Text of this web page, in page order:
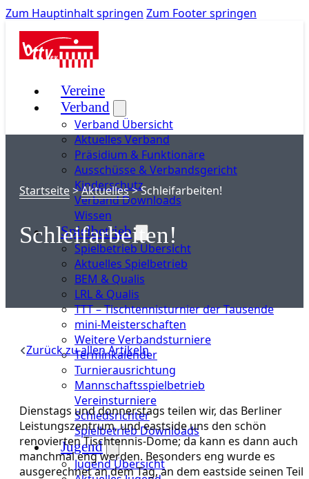
Zum Hauptinhalt springen Zum Footer springen
Vereine
Verband
Verband Übersicht
Aktuelles Verband
Präsidium & Funktionäre
Ausschüsse & Verbandsgericht
Kinderschutz
Verband Downloads
Wissen
Spielbetrieb
Spielbetrieb Übersicht
Aktuelles Spielbetrieb
BEM & Qualis
LRL & Qualis
TTT – Tischtennisturnier der Tausende
mini-Meisterschaften
Weitere Verbandsturniere
Terminkalender
Turnierausrichtung
Mannschaftsspielbetrieb
Vereinsturniere
Schiedsrichter
Spielbetrieb Downloads
Jugend
Jugend Übersicht
Startseite>Aktuelles>Schleifarbeiten!
Schleifarbeiten!
Zurück zu allen Artikeln
Dienstags und donnerstags teilen wir, das Berliner
Leistungszentrum, und eastside uns den schön
renovierten Tischtennis-Dome; da kann es dann auch
manchmal eng werden. Besonders eng wurde es
ausgerechnet an dem Tag, an dem eastside seinen Teil